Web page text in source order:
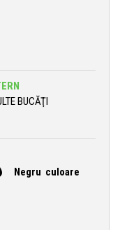
BUCĂŢI
Negru culoare